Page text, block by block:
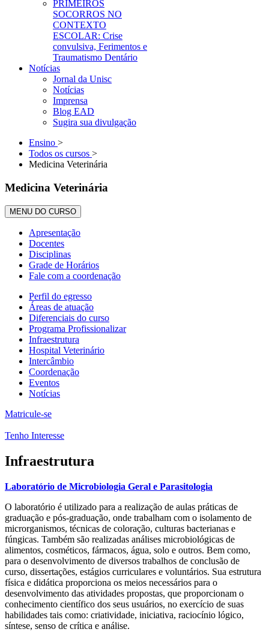
PRIMEIROS
SOCORROS NO
CONTEXTO
ESCOLAR: Crise
convulsiva, Ferimentos e
Traumatismo Dentário
Notícias
Jornal da Unisc
Notícias
Imprensa
Blog EAD
Sugira sua divulgação
Ensino >
Todos os cursos >
Medicina Veterinária
Medicina Veterinária
MENU DO CURSO
Apresentação
Docentes
Disciplinas
Grade de Horários
Fale com a coordenação
Perfil do egresso
Áreas de atuação
Diferenciais do curso
Programa Profissionalizar
Infraestrutura
Hospital Veterinário
Intercâmbio
Coordenação
Eventos
Notícias
Matricule-se
Tenho Interesse
Infraestrutura
Laboratório de Microbiologia Geral e Parasitologia
O laboratório é utilizado para a realização de aulas práticas de
graduação e pós-graduação, onde trabalham com o isolamento de
microrganismos, técnicas de coloração, culturas bacterianas e
fúngicas. Também são realizadas análises microbiológicas de
alimentos, cosméticos, fármacos, água, solo e outros. Bem como,
para o desenvolvimento de diversos trabalhos de conclusão de
curso, dissertações, estágios curriculares e voluntários. Sua estrutura
física e didática proporciona os meios necessários para o
desenvolvimento das atividades propostas, que proporcionam o
conhecimento científico dos seus usuários, no exercício de suas
habilidades tais como: criatividade, iniciativa, raciocínio lógico,
síntese, senso de crítica e análise.